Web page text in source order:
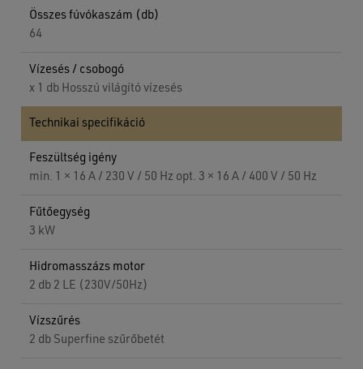
Összes fúvókaszám (db)
64
Vízesés / csobogó
x 1 db Hosszú világító vízesés
Technikai specifikáció
Feszültség igény
min. 1 × 16 A / 230 V / 50 Hz opt. 3 × 16 A / 400 V / 50 Hz
Fűtőegység
3 kW
Hidromasszázs motor
2 db 2 LE (230V/50Hz)
Vízszűrés
2 db Superfine szűrőbetét